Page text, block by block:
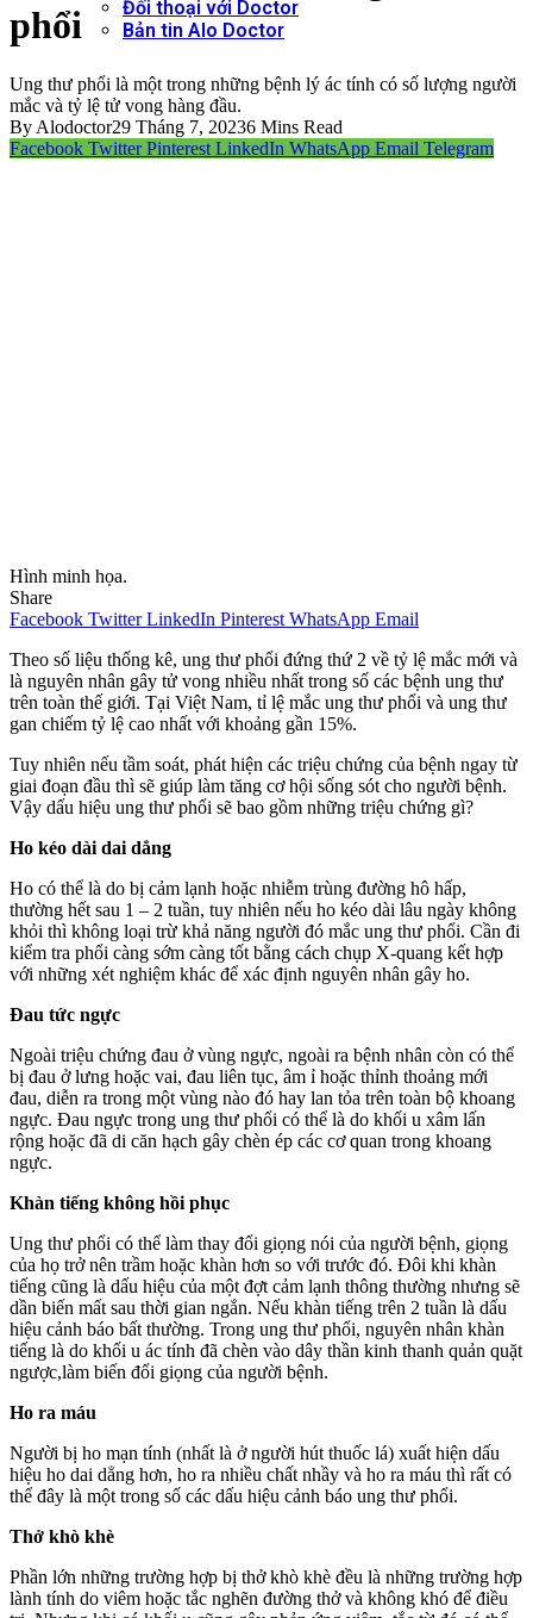
Đối thoại với Doctor
Bản tin Alo Doctor
phổi
Ung thư phổi là một trong những bệnh lý ác tính có số lượng người
mắc và tỷ lệ tử vong hàng đầu.
By Alodoctor29 Tháng 7, 20236 Mins Read
Facebook Twitter Pinterest LinkedIn WhatsApp Email Telegram
Hình minh họa.
Share
Facebook Twitter LinkedIn Pinterest WhatsApp Email
Theo số liệu thống kê, ung thư phổi đứng thứ 2 về tỷ lệ mắc mới và
là nguyên nhân gây tử vong nhiều nhất trong số các bệnh ung thư
trên toàn thế giới. Tại Việt Nam, tỉ lệ mắc ung thư phổi và ung thư
gan chiếm tỷ lệ cao nhất với khoảng gần 15%.
Tuy nhiên nếu tầm soát, phát hiện các triệu chứng của bệnh ngay từ
giai đoạn đầu thì sẽ giúp làm tăng cơ hội sống sót cho người bệnh.
Vậy dấu hiệu ung thư phổi sẽ bao gồm những triệu chứng gì?
Ho kéo dài dai dẳng
Ho có thể là do bị cảm lạnh hoặc nhiễm trùng đường hô hấp,
thường hết sau 1 – 2 tuần, tuy nhiên nếu ho kéo dài lâu ngày không
khỏi thì không loại trừ khả năng người đó mắc ung thư phổi. Cần đi
kiểm tra phổi càng sớm càng tốt bằng cách chụp X-quang kết hợp
với những xét nghiệm khác để xác định nguyên nhân gây ho.
Đau tức ngực
Ngoài triệu chứng đau ở vùng ngực, ngoài ra bệnh nhân còn có thể
bị đau ở lưng hoặc vai, đau liên tục, âm ỉ hoặc thỉnh thoảng mới
đau, diễn ra trong một vùng nào đó hay lan tỏa trên toàn bộ khoang
ngực. Đau ngực trong ung thư phổi có thể là do khối u xâm lấn
rộng hoặc đã di căn hạch gây chèn ép các cơ quan trong khoang
ngực.
Khàn tiếng không hồi phục
Ung thư phổi có thể làm thay đổi giọng nói của người bệnh, giọng
của họ trở nên trầm hoặc khàn hơn so với trước đó. Đôi khi khàn
tiếng cũng là dấu hiệu của một đợt cảm lạnh thông thường nhưng sẽ
dần biến mất sau thời gian ngắn. Nếu khàn tiếng trên 2 tuần là dấu
hiệu cảnh báo bất thường. Trong ung thư phổi, nguyên nhân khàn
tiếng là do khối u ác tính đã chèn vào dây thần kinh thanh quản quặt
ngược,làm biến đổi giọng của người bệnh.
Ho ra máu
Người bị ho mạn tính (nhất là ở người hút thuốc lá) xuất hiện dấu
hiệu ho dai dẳng hơn, ho ra nhiều chất nhầy và ho ra máu thì rất có
thể đây là một trong số các dấu hiệu cảnh báo ung thư phổi.
Thở khò khè
Phần lớn những trường hợp bị thở khò khè đều là những trường hợp
lành tính do viêm hoặc tắc nghẽn đường thở và không khó để điều